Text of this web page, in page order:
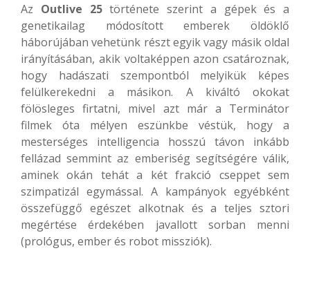
Az Outlive 25története szerint a gépek és a
genetikailag módosított emberek öldöklő
háborújában vehetünk részt egyik vagy másik oldal
irányításában, akik voltaképpen azon csatároznak,
hogy hadászati szempontból melyikük képes
felülkerekedni a másikon. A kiváltó okokat
fölösleges firtatni, mivel azt már a Terminátor
filmek óta mélyen eszünkbe véstük, hogy a
mesterséges intelligencia hosszú távon inkább
fellázad semmint az emberiség segítségére válik,
aminek okán tehát a két frakció cseppet sem
szimpatizál egymással. A kampányok egyébként
összefüggő egészet alkotnak és a teljes sztori
megértése érdekében javallott sorban menni
(prológus, ember és robot missziók).